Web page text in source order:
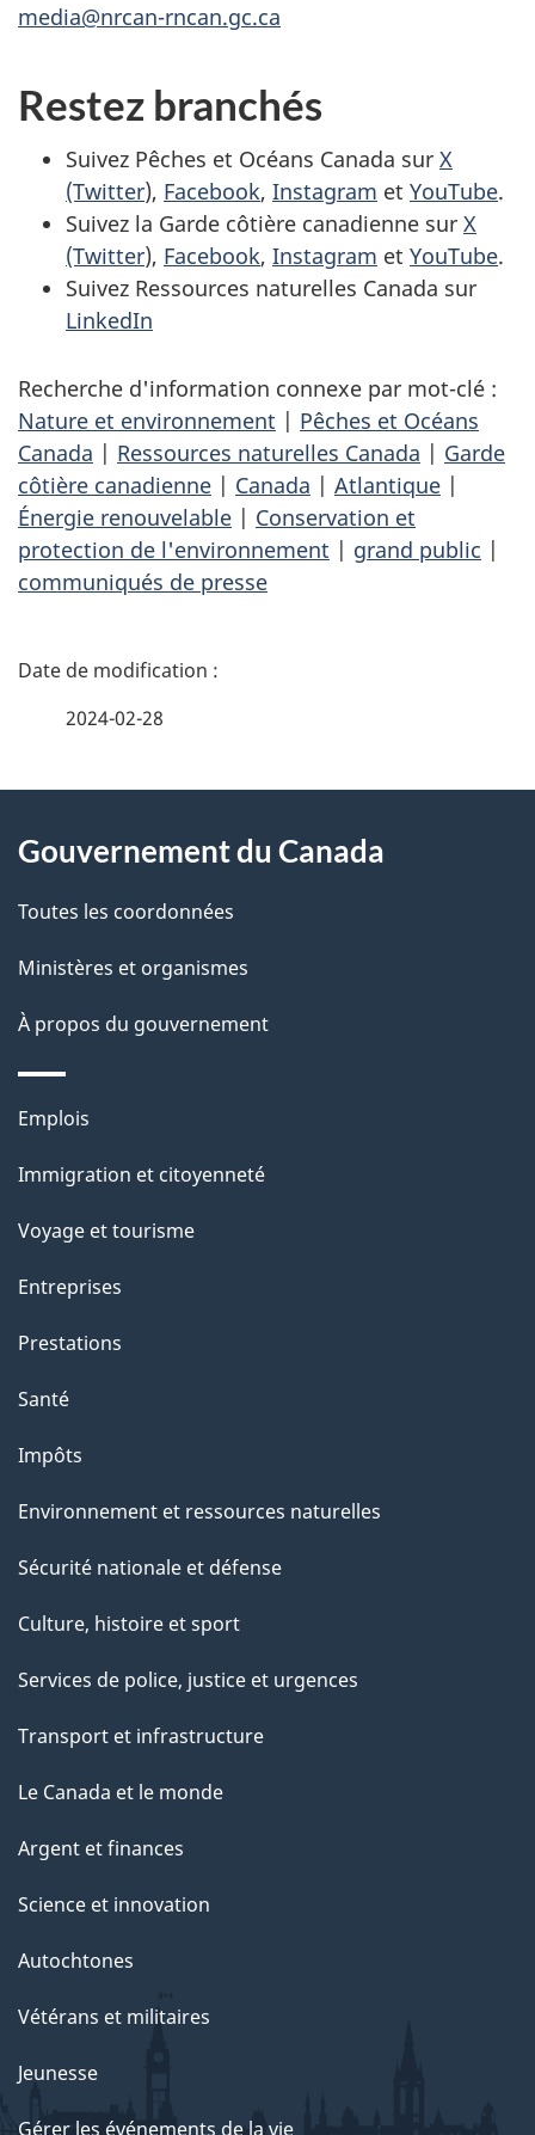
media@nrcan-rncan.gc.ca
Restez branchés
Suivez Pêches et Océans Canada sur X
(Twitter), Facebook, Instagram et YouTube.
Suivez la Garde côtière canadienne sur X
(Twitter), Facebook, Instagram et YouTube.
Suivez Ressources naturelles Canada sur
LinkedIn
Recherche d'information connexe par mot-clé :
Nature et environnement | Pêches et Océans
Canada | Ressources naturelles Canada | Garde
côtière canadienne | Canada | Atlantique |
Énergie renouvelable | Conservation et
protection de l'environnement | grand public |
communiqués de presse
D
i
l
s
d
e
l
a
p
a
g
e
2024-02-28
propos
de
ce
site
Gouvernement du Canada
Toutes les coordonnées
Ministères et organismes
À propos du gouvernement
Thèmes
sujets
Emplois
Immigration et citoyenneté
Voyage et tourisme
Entreprises
Prestations
Santé
Impôts
Environnement et ressources naturelles
Sécurité nationale et défense
Culture, histoire et sport
Services de police, justice et urgences
Transport et infrastructure
Le Canada et le monde
Argent et finances
Science et innovation
Autochtones
Vétérans et militaires
Jeunesse
Gérer les événements de la vie